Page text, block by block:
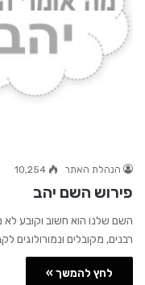
הנהלת האתר 10,254
פירוש השם יהב
השם שלנו הוא חשוב וקובע לא
רבנים, מקובלים ונמורולוגים
לחץ להמשך »